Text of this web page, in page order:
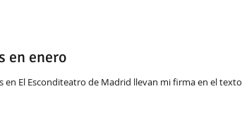
en enero
El Esconditeatro de Madrid llevan mi firma en el texto.